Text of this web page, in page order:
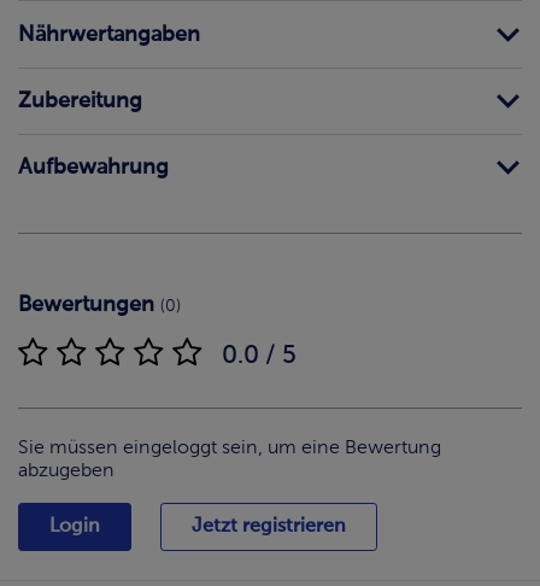
Nährwertangaben
Zubereitung
Aufbewahrung
Bewertungen (0)
0.0 / 5
Sie müssen eingeloggt sein, um eine Bewertung
abzugeben
Login Jetzt registrieren